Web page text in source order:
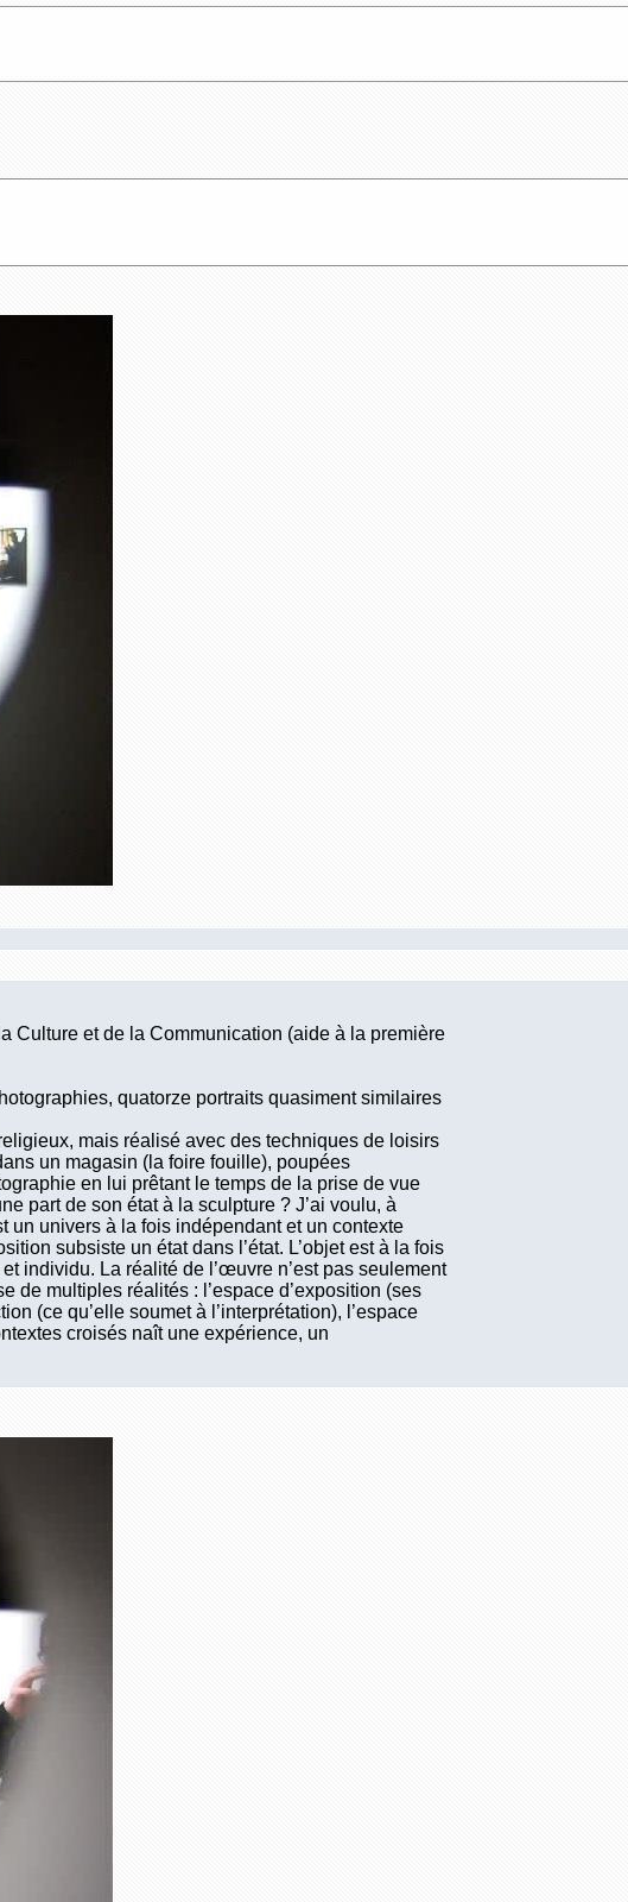
Culture et de la Communication (aide à la première
quatorze portraits quasiment similaires
mais réalisé avec des techniques de loisirs
un magasin (la foire fouille), poupées
en lui prêtant le temps de la prise de vue
part de son état à la sculpture ? J’ai voulu, à
univers à la fois indépendant et un contexte
subsiste un état dans l’état. L’objet est à la fois
individu. La réalité de l’œuvre n’est pas seulement
de multiples réalités : l’espace d’exposition (ses
(ce qu’elle soumet à l’interprétation), l’espace
croisés naît une expérience, un